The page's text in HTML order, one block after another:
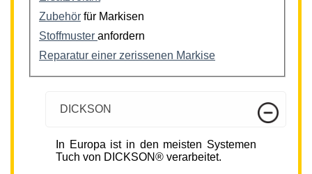
Zubehör für Markisen
Stoffmuster anfordern
Reparatur einer zerissenen Markise
DICKSON
In Europa ist in den meisten Systemen
Tuch von DICKSON® verarbeitet.